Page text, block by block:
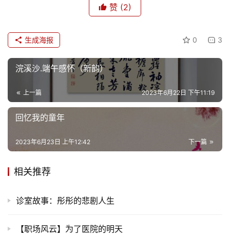
育
儿
乐
专
题
更
登录
赞 (2)
0 3
生成海报
浣溪沙.端午感怀（新韵）
上一篇 2023年6月22日 下午11:19
回忆我的童年
下一篇
2023年6月23日 上午12:42
相关推荐
诊室故事：彤彤的悲剧人生
【职场风云】为了医院的明天